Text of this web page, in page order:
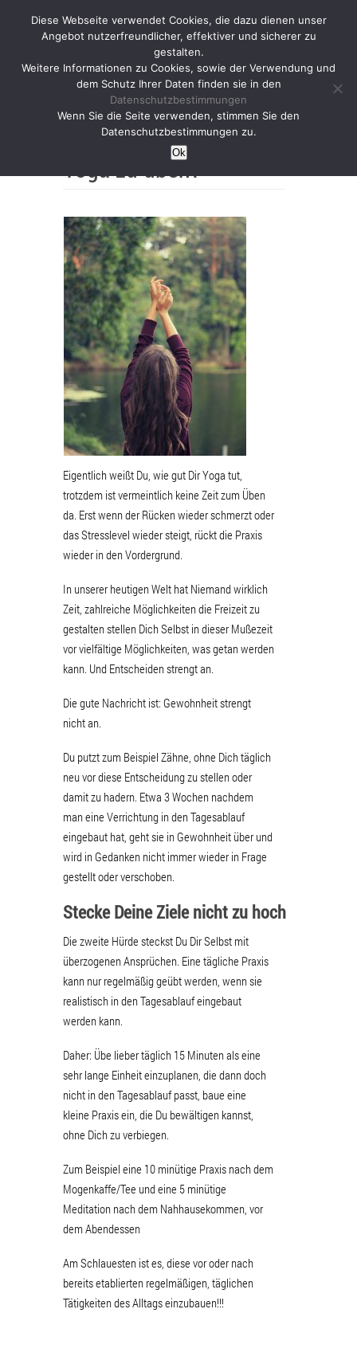
Yoga lernen – Wie
schaffe ich es täglich
Yoga zu üben?
Eigentlich weißt Du, wie gut Dir Yoga tut,
trotzdem ist vermeintlich keine Zeit zum Üben
da. Erst wenn der Rücken wieder schmerzt oder
das Stresslevel wieder steigt, rückt die Praxis
wieder in den Vordergrund.
In unserer heutigen Welt hat Niemand wirklich
Zeit, zahlreiche Möglichkeiten die Freizeit zu
gestalten stellen Dich Selbst in dieser Mußezeit
vor vielfältige Möglichkeiten, was getan werden
kann. Und Entscheiden strengt an.
Die gute Nachricht ist: Gewohnheit strengt
nicht an.
Du putzt zum Beispiel Zähne, ohne Dich täglich
neu vor diese Entscheidung zu stellen oder
damit zu hadern. Etwa 3 Wochen nachdem
man eine Verrichtung in den Tagesablauf
eingebaut hat, geht sie in Gewohnheit über und
wird in Gedanken nicht immer wieder in Frage
gestellt oder verschoben.
Stecke Deine Ziele nicht zu hoch
Die zweite Hürde steckst Du Dir Selbst mit
überzogenen Ansprüchen. Eine tägliche Praxis
kann nur regelmäßig geübt werden, wenn sie
realistisch in den Tagesablauf eingebaut
werden kann.
Daher: Übe lieber täglich 15 Minuten als eine
sehr lange Einheit einzuplanen, die dann doch
nicht in den Tagesablauf passt, baue eine
kleine Praxis ein, die Du bewältigen kannst,
ohne Dich zu verbiegen.
Zum Beispiel eine 10 minütige Praxis nach dem
Mogenkaffe/Tee und eine 5 minütige
Meditation nach dem Nahhausekommen, vor
dem Abendessen
Am Schlauesten ist es, diese vor oder nach
bereits etablierten regelmäßigen, täglichen
Tätigkeiten des Alltags einzubauen!!!
Diese Webseite verwendet Cookies, die dazu dienen unser
Angebot nutzerfreundlicher, effektiver und sicherer zu
gestalten.
Weitere Informationen zu Cookies, sowie der Verwendung und
dem Schutz Ihrer Daten finden sie in den
Datenschutzbestimmungen
Wenn Sie die Seite verwenden, stimmen Sie den
Datenschutzbestimmungen zu.
Ok